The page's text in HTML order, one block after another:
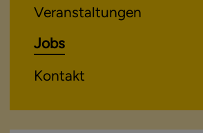
Veranstaltungen
Jobs
Kontakt